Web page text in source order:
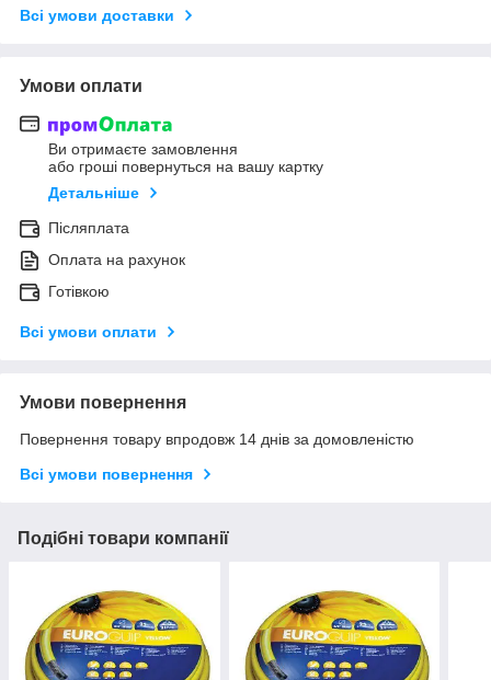
Всі умови доставки
Умови оплати
Ви отримаєте замовлення
або гроші повернуться на вашу картку
Детальніше
Післяплата
Оплата на рахунок
Готівкою
Всі умови оплати
Умови повернення
Повернення товару впродовж 14 днів за домовленістю
Всі умови повернення
Подібні товари компанії